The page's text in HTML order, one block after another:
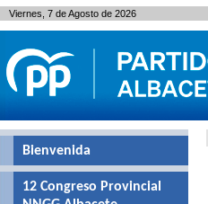
Bienvenida
12 Congreso Provincial
Viernes, 7 de Agosto de 2026